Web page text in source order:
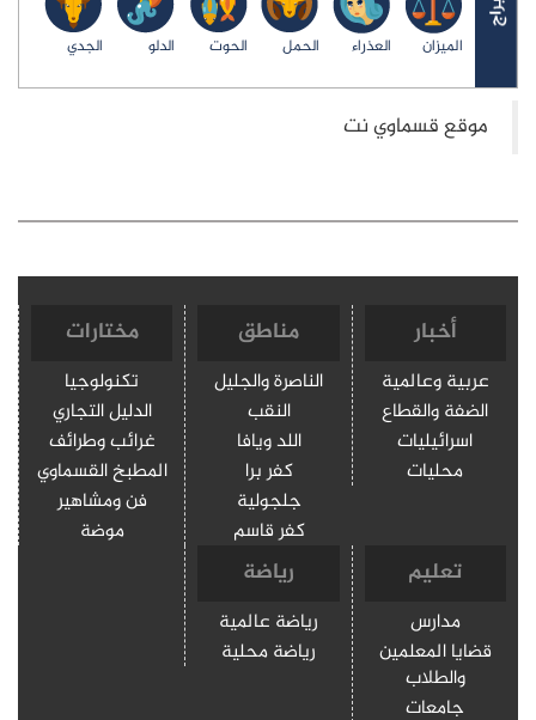
الميزان العذراء الحمل الحوت الدلو الجدي
أخبار
عربية وعالمية
الضفة والقطاع
اسرائيليات
محليات
مناطق
الناصرة والجليل
النقب
اللد ويافا
كفر برا
جلجولية
كفر قاسم
مختارات
تكنولوجيا
الدليل التجاري
غرائب وطرائف
المطبخ القسماوي
فن ومشاهير
موضة
تعليم
مدارس
قضايا المعلمين
والطلاب
جامعات
رياضة
رياضة عالمية
رياضة محلية